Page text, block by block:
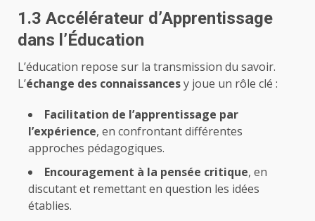
1.3 Accélérateur d’Apprentissage
dans l’Éducation
L’éducation repose sur la transmission du savoir.
L’échange des connaissancesy joue un rôle clé :
Facilitation de l’apprentissage par
l’expérience, en confrontant différentes
approches pédagogiques.
Encouragement à la pensée critique, en
discutant et remettant en question les idées
établies.